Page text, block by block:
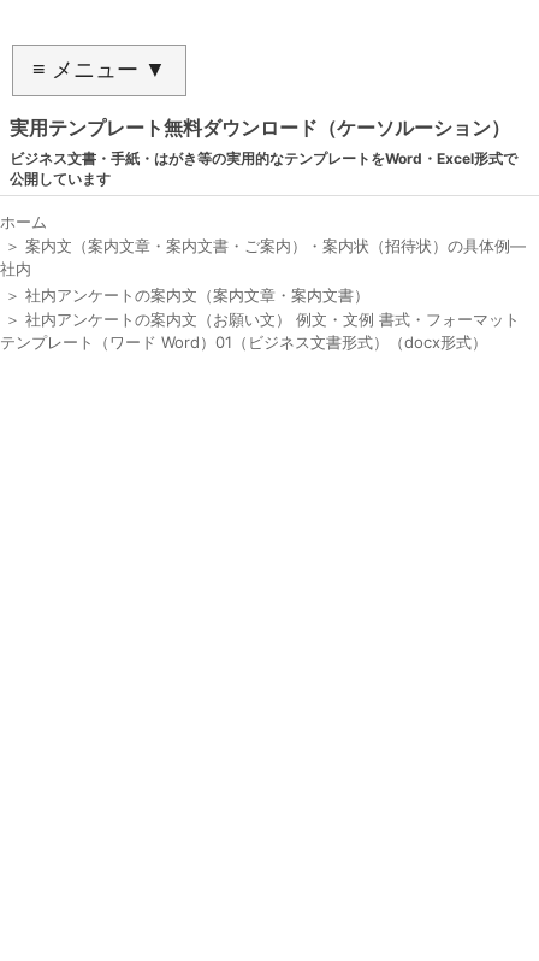
≡ メニュー ▼
実用テンプレート無料ダウンロード（ケーソルーション）
ビジネス文書・手紙・はがき等の実用的なテンプレートをWord・Excel形式で
公開しています
ホーム
＞ 案内文（案内文章・案内文書・ご案内）・案内状（招待状）の具体例―
社内
＞ 社内アンケートの案内文（案内文章・案内文書）
＞ 社内アンケートの案内文（お願い文） 例文・文例 書式・フォーマット
テンプレート（ワード Word）01（ビジネス文書形式）（docx形式）